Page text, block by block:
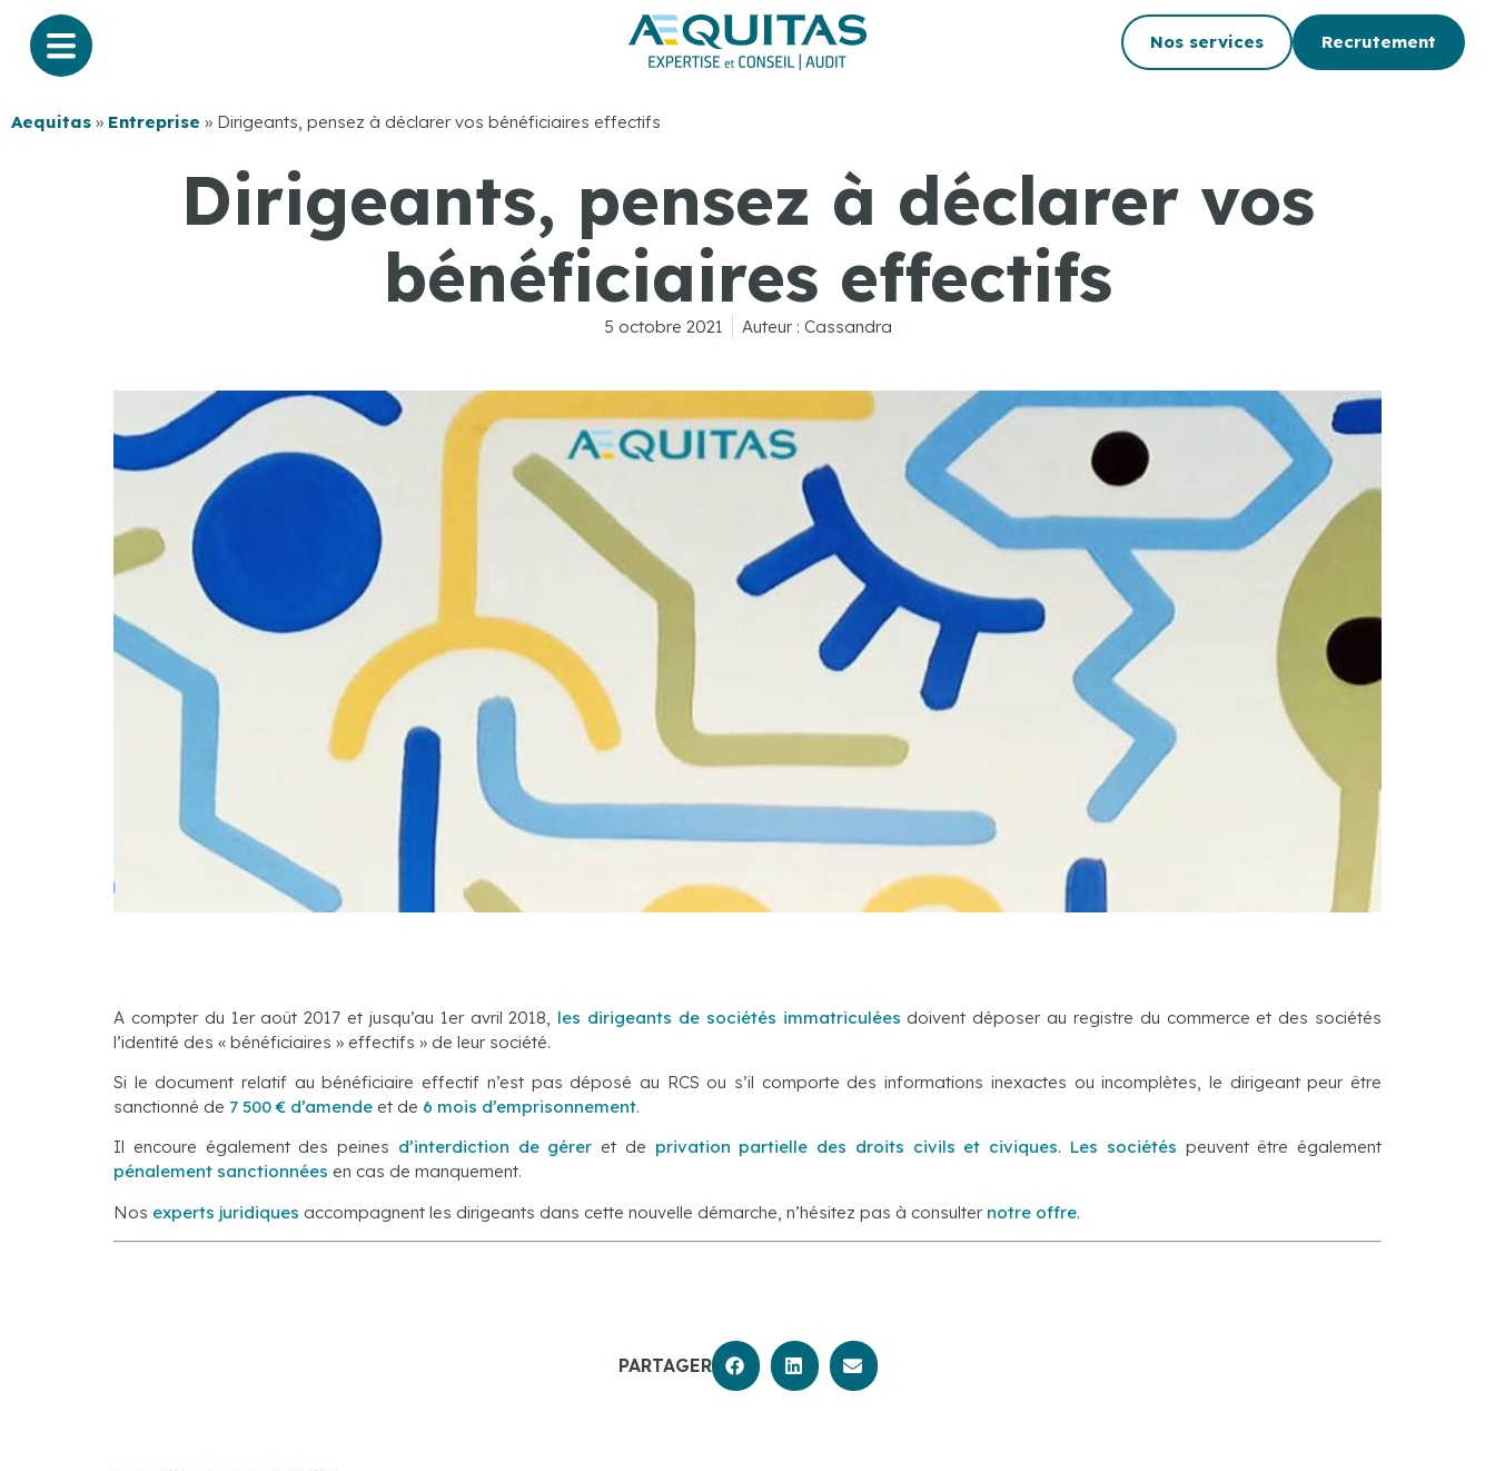
Nos services Recrutement
Aequitas » Entreprise » Dirigeants, pensez à déclarer vos bénéficiaires effectifs
Dirigeants, pensez à déclarer vos
bénéficiaires effectifs
5 octobre 2021 Auteur : Cassandra
A compter du 1er août 2017 et jusqu’au 1er avril 2018, les dirigeants de sociétés immatriculées doivent déposer au registre du commerce et des sociétés
l’identité des « bénéficiaires » effectifs » de leur société.
Si le document relatif au bénéficiaire effectif n’est pas déposé au RCS ou s’il comporte des informations inexactes ou incomplètes, le dirigeant peur être
sanctionné de 7 500 € d’amende et de 6 mois d’emprisonnement.
Il encoure également des peines d’interdiction de gérer et de privation partielle des droits civils et civiques. Les sociétés peuvent être également
pénalement sanctionnées en cas de manquement.
Nos experts juridiques accompagnent les dirigeants dans cette nouvelle démarche, n’hésitez pas à consulter notre offre.
PARTAGER